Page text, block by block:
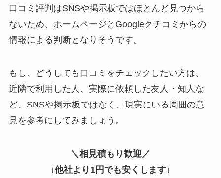
口コミ評判はSNSや掲示板ではほとんど見つから
ないため、ホームページとGoogleクチコミからの
情報による判断となりそうです。
もし、どうしても口コミをチェックしたい方は、
近隣で利用した人、実際に依頼した友人・知人な
ど、SNSや掲示板ではなく、現実にいる周囲の意
見を参考にしてみましょう。
＼相見積もり歓迎／
↓他社より1円でも安くします↓